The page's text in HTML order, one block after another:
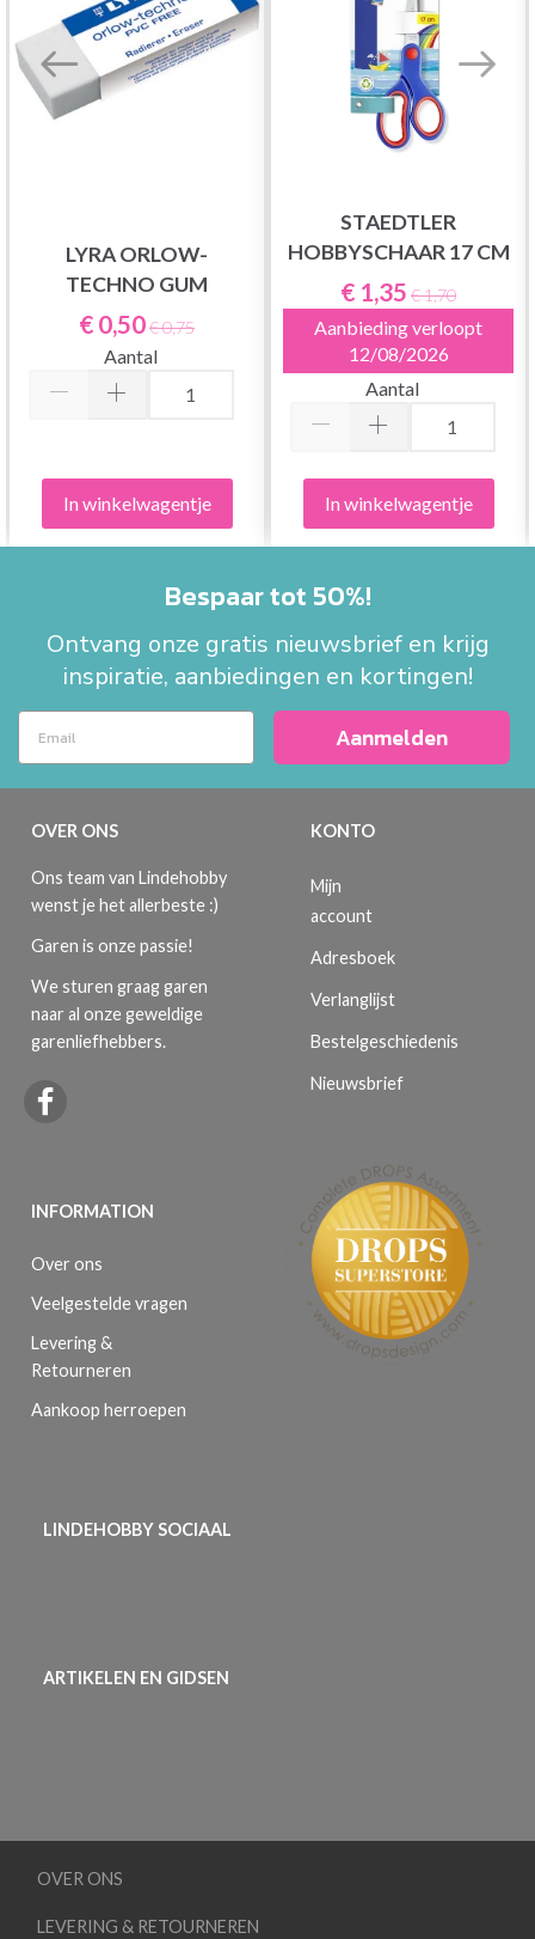
LYRA ORLOW-
TECHNO GUM
€ 0,50€ 0,75
Aantal
In winkelwagentje
STAEDTLER
HOBBYSCHAAR 17 CM
€ 1,35 € 1,70
Aanbieding verloopt
12/08/2026
Aantal
In winkelwagentje
Bespaar tot 50%!
Ontvang onze gratis nieuwsbrief en krijg
inspiratie, aanbiedingen en kortingen!
Aanmelden
OVER ONS
Ons team van Lindehobby
wenst je het allerbeste :)
Garen is onze passie!
We sturen graag garen
naar al onze geweldige
garenliefhebbers.
INFORMATION
Over ons
Veelgestelde vragen
Levering &
Retourneren
Aankoop herroepen
KONTO
Mijn
account
Adresboek
Verlanglijst
Bestelgeschiedenis
Nieuwsbrief
LINDEHOBBY SOCIAAL
ARTIKELEN EN GIDSEN
OVER ONS
LEVERING & RETOURNEREN